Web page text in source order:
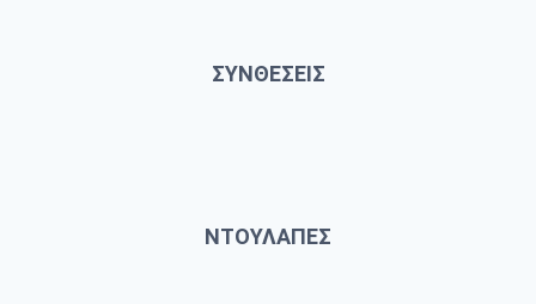
ΣΥΝΘΕΣΕΙΣ
ΝΤΟΥΛΑΠΕΣ